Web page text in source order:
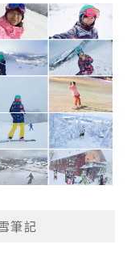
筆記